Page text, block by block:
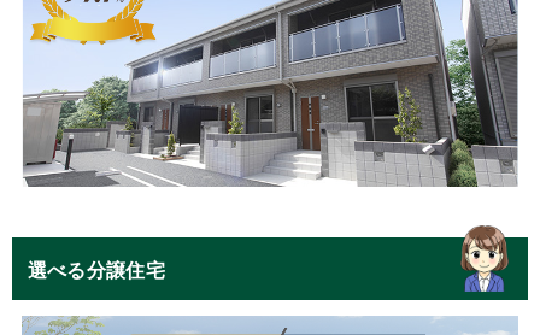
選べる分譲住宅